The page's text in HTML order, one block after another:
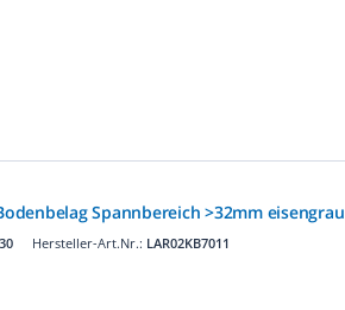
Spannbereich >32mm eisengrau
Hersteller-Art.Nr.: LAR02KB7011